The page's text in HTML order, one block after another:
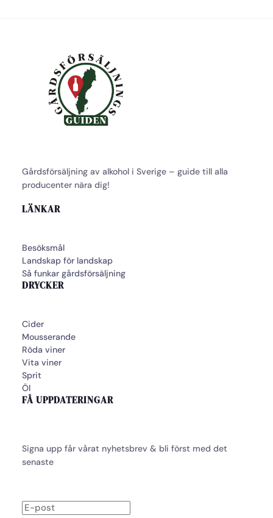
Gårdsförsäljning av alkohol i Sverige – guide till alla
producenter nära dig!
LÄNKAR
Besöksmål
Landskap för landskap
Så funkar gårdsförsäljning
DRYCKER
Cider
Mousserande
Röda viner
Vita viner
Sprit
Öl
FÅ UPPDATERINGAR
Signa upp får vårat nyhetsbrev & bli först med det
senaste